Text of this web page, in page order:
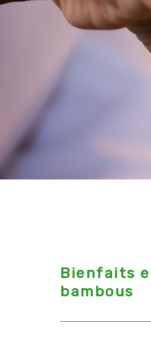
Bienfaits
bambous